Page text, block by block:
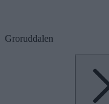
Groruddalen